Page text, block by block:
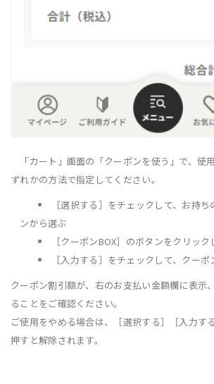
「カート」画面の「クーポンを使う」で、使
ずれかの方法で指定してください。
［選択する］をチェックして、お持
ンから選ぶ
［クーポンBOX］のボタンをクリッ
［入力する］をチェックして、クー
クーポン割引額が、右のお支払い金額欄に表示
ることをご確認ください。
ご使用をやめる場合は、［選択する］［入力す
押すと解除されます。